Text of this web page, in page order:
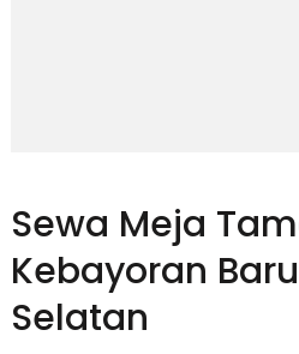
Sewa Meja
Kebayoran
Selatan